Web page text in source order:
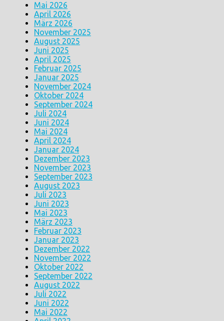
Mai 2026
April 2026
März 2026
November 2025
August 2025
Juni 2025
April 2025
Februar 2025
Januar 2025
November 2024
Oktober 2024
September 2024
Juli 2024
Juni 2024
Mai 2024
April 2024
Januar 2024
Dezember 2023
November 2023
September 2023
August 2023
Juli 2023
Juni 2023
Mai 2023
März 2023
Februar 2023
Januar 2023
Dezember 2022
November 2022
Oktober 2022
September 2022
August 2022
Juli 2022
Juni 2022
Mai 2022